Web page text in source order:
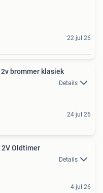
22 jul 26
brommer klasiek
Details
24 jul 26
2V Oldtimer
Details
4 jul 26